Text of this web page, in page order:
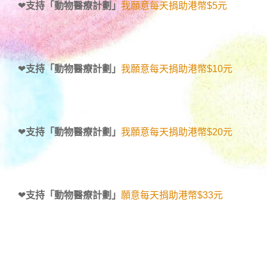
❤支持「動物醫療計劃」我願意每天捐助港幣$5元
❤支持「動物醫療計劃」 我願意每天捐助港幣$10元
❤支持「動物醫療計劃」 我願意每天捐助港幣$20元
❤支持「動物醫療計劃」 願意每天捐助港幣$33元